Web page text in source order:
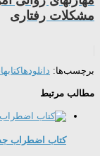
مشکلات رفتاری
برچسب‌ها: دانلودها
مطالب مرتبط
کتاب اضطراب